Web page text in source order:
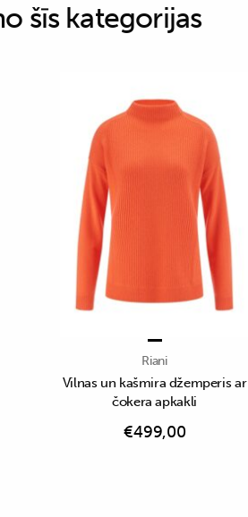
šīs kategorijas
Riani
Vilnas un kašmira džemperis ar
čokera apkakli
€499,00